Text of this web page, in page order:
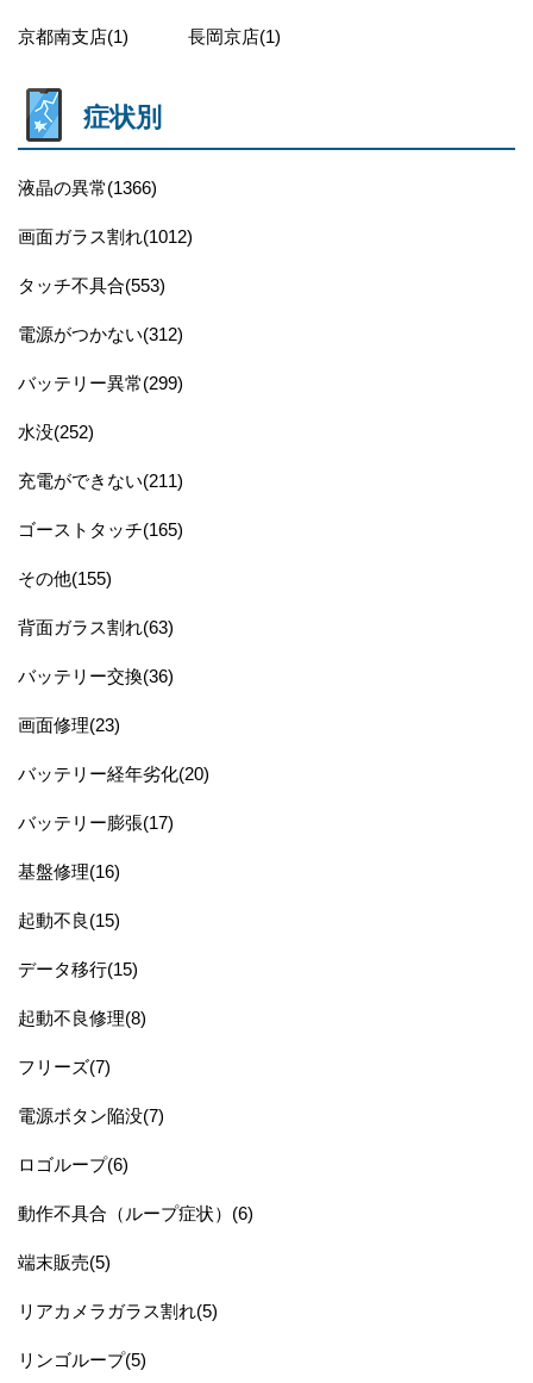
京都南支店(1) 長岡京店(1)
症状別
液晶の異常(1366)
画面ガラス割れ(1012)
タッチ不具合(553)
電源がつかない(312)
バッテリー異常(299)
水没(252)
充電ができない(211)
ゴーストタッチ(165)
その他(155)
背面ガラス割れ(63)
バッテリー交換(36)
画面修理(23)
バッテリー経年劣化(20)
バッテリー膨張(17)
基盤修理(16)
起動不良(15)
データ移行(15)
起動不良修理(8)
フリーズ(7)
電源ボタン陥没(7)
ロゴループ(6)
動作不具合（ループ症状）(6)
端末販売(5)
リアカメラガラス割れ(5)
リンゴループ(5)